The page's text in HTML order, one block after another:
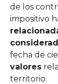
de los
impositivo
fecha de
valores
territorio.